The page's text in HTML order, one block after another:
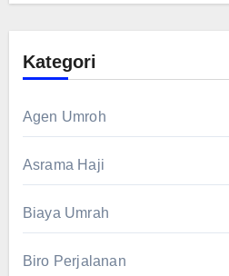
Kategori
Agen Umroh
Asrama Haji
Biaya Umrah
Biro Perjalanan